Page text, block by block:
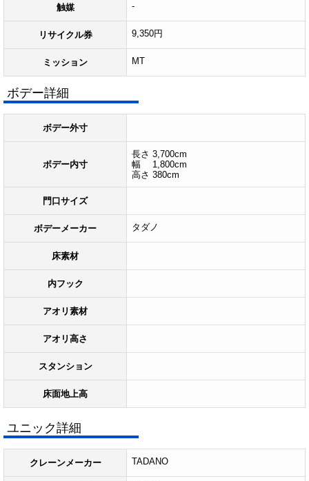
触媒 -
リサイクル券 9,350円
ミッション MT
ボデー詳細
ボデー外寸
ボデー内寸
長さ 3,700cm
幅 1,800cm
高さ 380cm
門口サイズ
ボデーメーカー タダノ
床素材
内フック
アオリ素材
アオリ高さ
スタンション
床面地上高
ユニック詳細
クレーンメーカー TADANO